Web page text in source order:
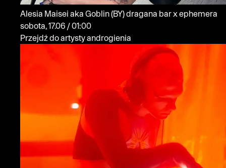
Alesia Maisei aka Goblin(BY)dragana bar x ephemera
sobota, 17.06 / 01:00
Przejdź do artysty androgienia